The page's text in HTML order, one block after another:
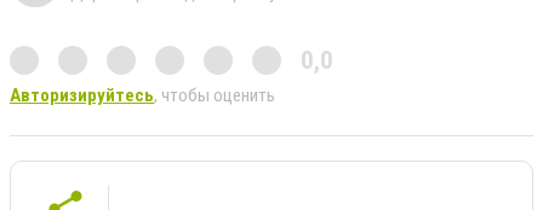
0,0
Авторизируйтесь, чтобы оценить